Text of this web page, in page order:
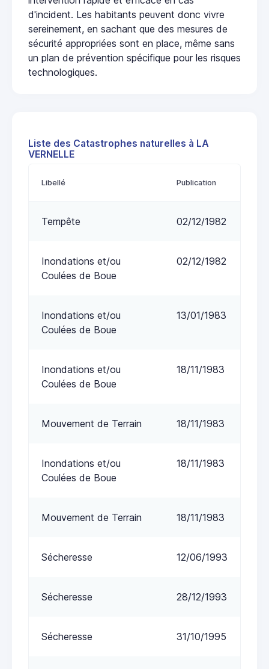
d'incident. Les habitants peuvent donc vivre
sereinement, en sachant que des mesures de
sécurité appropriées sont en place, même sans
un plan de prévention spécifique pour les risques
technologiques.
Liste des Catastrophes naturelles à LA
VERNELLE
Libellé Publication
Tempête 02/12/1982
Inondations et/ou
Coulées de Boue
02/12/1982
Inondations et/ou
Coulées de Boue
13/01/1983
Inondations et/ou
Coulées de Boue
18/11/1983
Mouvement de Terrain 18/11/1983
Inondations et/ou
Coulées de Boue
18/11/1983
Mouvement de Terrain 18/11/1983
Sécheresse 12/06/1993
Sécheresse 28/12/1993
Sécheresse 31/10/1995